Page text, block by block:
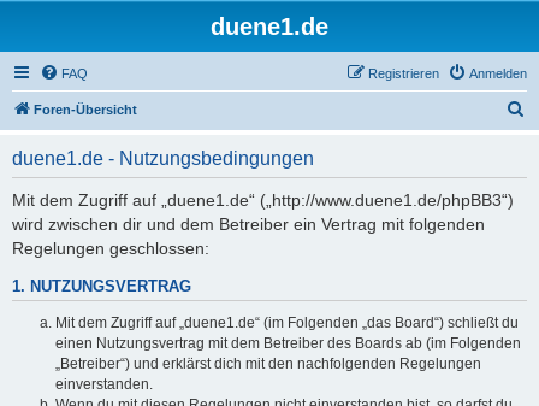
duene1.de
FAQ Anmelden
Registrieren
Foren-Übersicht
duene1.de - Nutzungsbedingungen
Mit dem Zugriff auf „duene1.de“ („http://www.duene1.de/phpBB3“)
wird zwischen dir und dem Betreiber ein Vertrag mit folgenden
Regelungen geschlossen:
1. NUTZUNGSVERTRAG
Mit dem Zugriff auf „duene1.de“ (im Folgenden „das Board“) schließt du
einen Nutzungsvertrag mit dem Betreiber des Boards ab (im Folgenden
„Betreiber“) und erklärst dich mit den nachfolgenden Regelungen
einverstanden.